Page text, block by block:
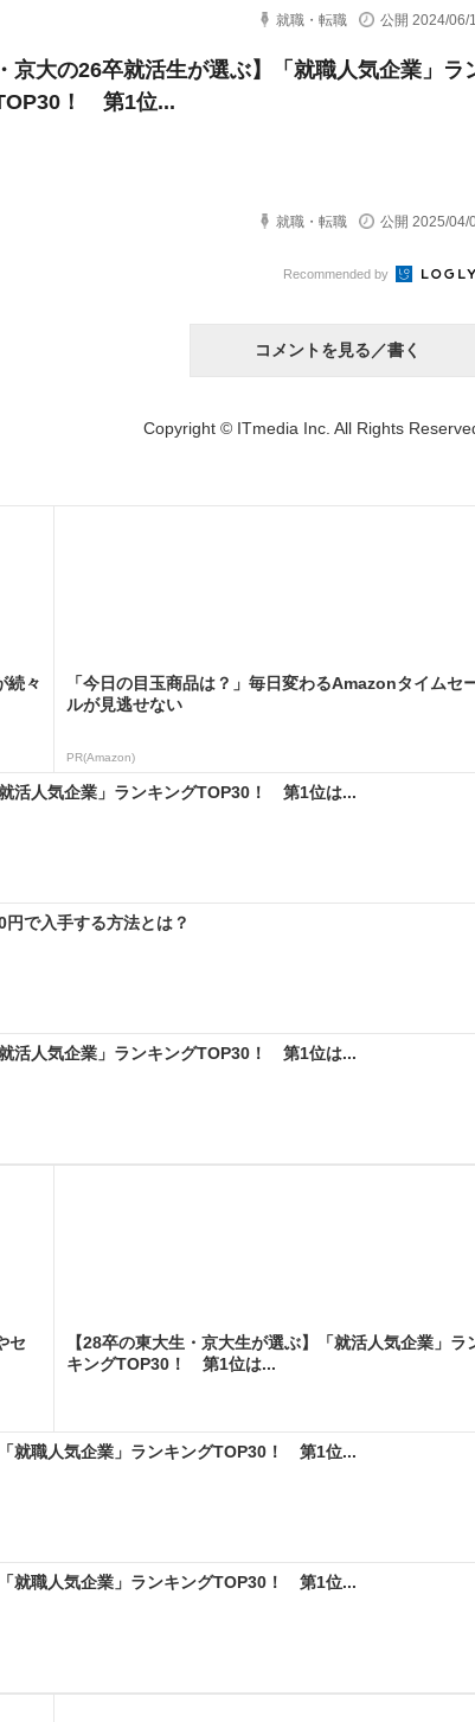
就職・転職 公開 2024/06/
京大の26卒就活生が選ぶ】「就職人気企業」ラ
！ 第1位...
就職・転職 公開 2025/04/
Recommended by
コメントを見る／書く
Copyright © ITmedia Inc. All Rights
続々
「今日の目玉商品は？」毎日変わるAmazonタイムセ
ルが見逃せない
PR(Amazon)
活人気企業」ランキングTOP30！ 第1位は...
で入手する方法とは？
活人気企業」ランキングTOP30！ 第1位は...
セ
【28卒の東大生・京大生が選ぶ】「就活人気企業」ラ
キングTOP30！ 第1位は...
就職人気企業」ランキングTOP30！ 第1位...
就職人気企業」ランキングTOP30！ 第1位...